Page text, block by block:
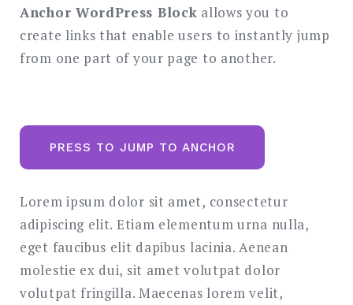
Anchor WordPress Block allows you to
create links that enable users to instantly jump
from one part of your page to another.
PRESS TO JUMP TO ANCHOR
Lorem ipsum dolor sit amet, consectetur
adipiscing elit. Etiam elementum urna nulla,
eget faucibus elit dapibus lacinia. Aenean
molestie ex dui, sit amet volutpat dolor
volutpat fringilla. Maecenas lorem velit,